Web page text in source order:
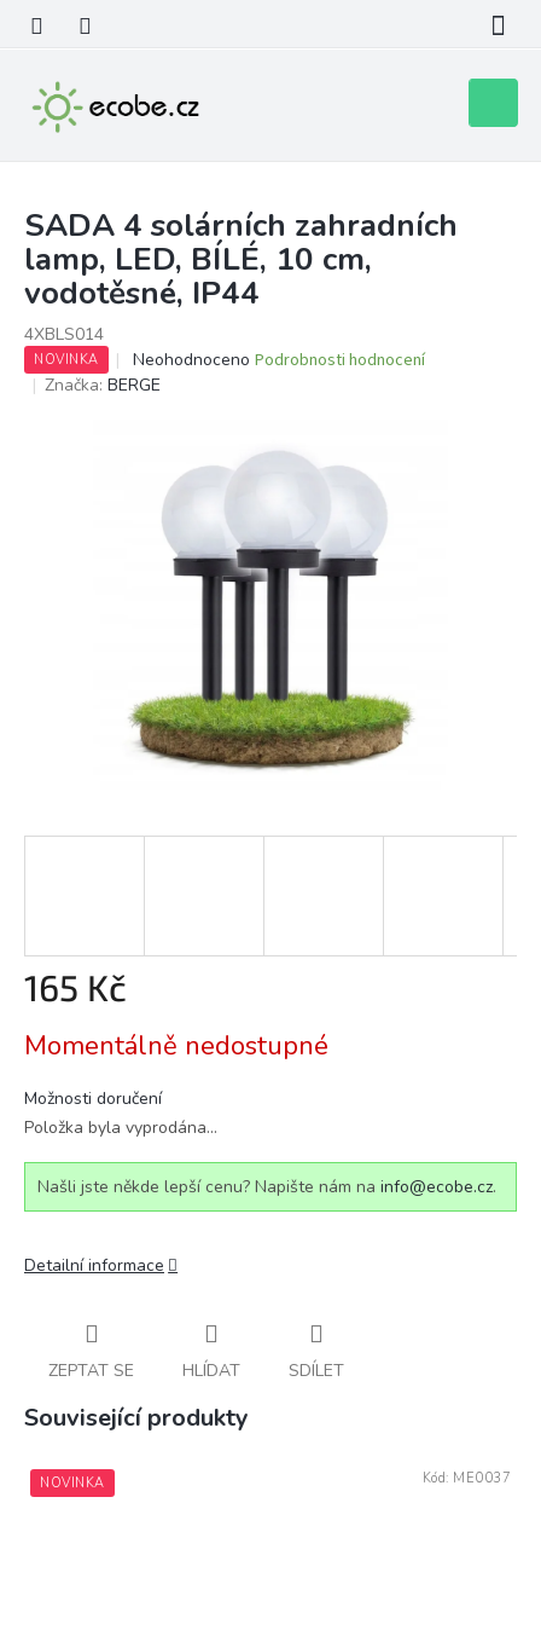
obsah
košík
SADA 4 solárních zahradních
lamp, LED, BÍLÉ, 10 cm,
vodotěsné, IP44
4XBLS014
NOVINKA
Průměrné
hodnocení
Neohodnoceno Podrobnosti hodnocení
Značka: BERGE
165 Kč
cena:
Momentálně nedostupné
Možnosti doručení
Položka byla vyprodána…
Našli jste někde lepší cenu? Napište nám na info@ecobe.cz.
Detailní informace
ZEPTAT SE HLÍDAT SDÍLET
Související produkty
NOVINKA Kód: ME0037